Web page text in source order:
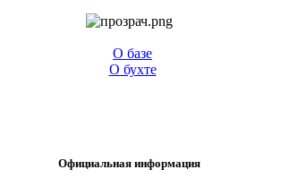
О базе
О бухте
Официальная информация